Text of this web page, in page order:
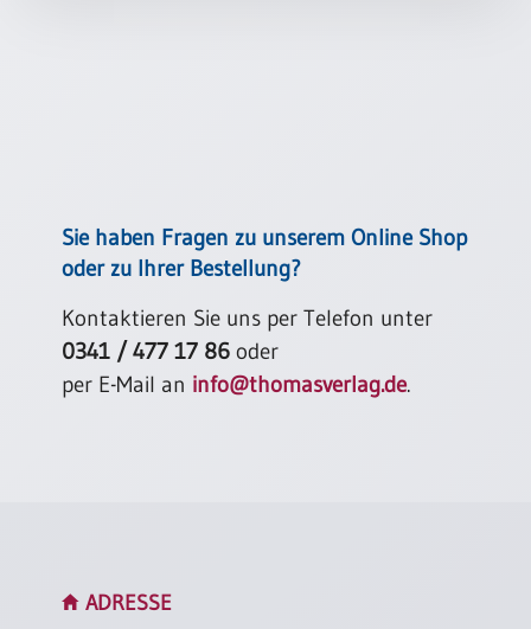
Einzelposter
Sortimente
Restbestände
Sie haben Fragen zu unserem Online Shop
oder zu Ihrer Bestellung?
Kontaktieren Sie uns per Telefon unter
0341 / 477 17 86 oder
per E-Mail an info@thomasverlag.de.
ADRESSE